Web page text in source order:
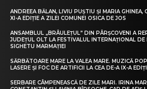
ANDREEA BĂLAN, LIVIU PUȘTIU ȘI MARIA GHINEA,
XI-A EDIȚIE A ZILEI COMUNEI OSICA DE JOS
ANSAMBLUL „BRÂULEȚUL” DIN PÂRȘCOVENI A
JUDEȚUL OLT LA FESTIVALUL INTERNAȚIONAL DE
SIGHETU MARMAȚIEI
SĂRBĂTOARE MARE LA VALEA MARE. MUZICĂ
LASERE ȘI FOC DE ARTIFICII LA CEA DE-A IX-A
SERBARE CÂMPENEASCĂ DE ZILE MARI. IRINA